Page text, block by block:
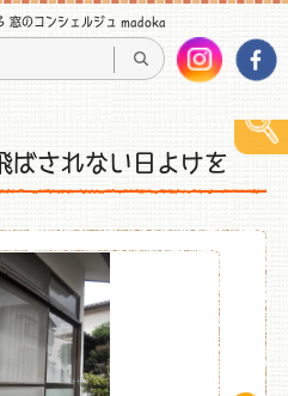
窓のコンシェルジュ madoka
ばされない日よけを